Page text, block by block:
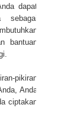
dapat
sebagai
bantuan
pikiran
Anda
ciptakan